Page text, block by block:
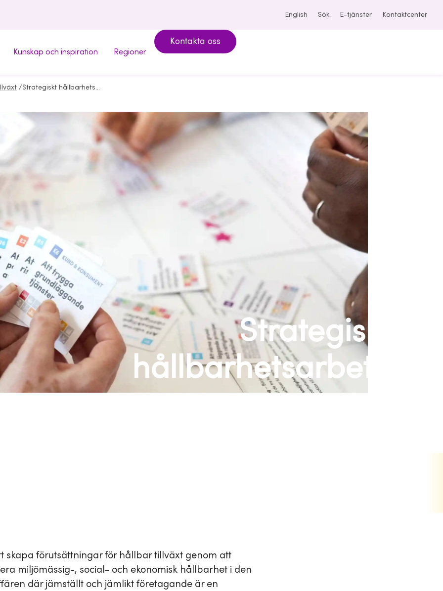
English Sök E-tjänster Kontaktcenter
Kunskap och inspiration Regioner
Kontakta oss
/ Strategiskt hållbarhetsarbete
Strategiskt
hållbarhetsarbete
skapa förutsättningar för hållbar tillväxt genom att
miljömässig-, social- och ekonomisk hållbarhet i den
där jämställt och jämlikt företagande är en